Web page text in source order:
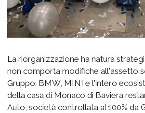
La riorganizzazione ha natura
non comporta modifiche all'assetto
Gruppo: BMW, MINI e l'intero
della casa di Monaco di Baviera
Auto, società controllata al 100% da